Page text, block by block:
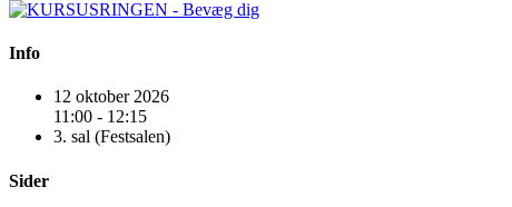
Info
12 oktober 2026
11:00 - 12:15
3. sal (Festsalen)
Sider